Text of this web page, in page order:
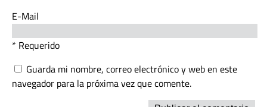
E-Mail
* Requerido
Guarda mi nombre, correo electrónico y web en este
navegador para la próxima vez que comente.